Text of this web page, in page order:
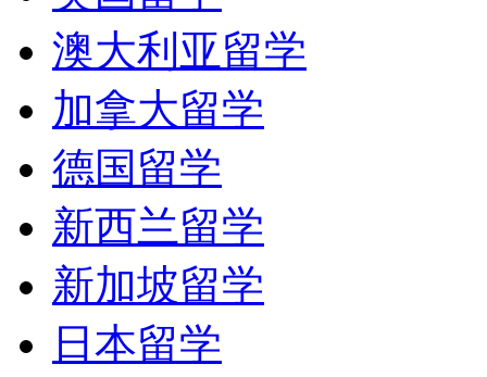
澳大利亚留学
加拿大留学
德国留学
新西兰留学
新加坡留学
日本留学